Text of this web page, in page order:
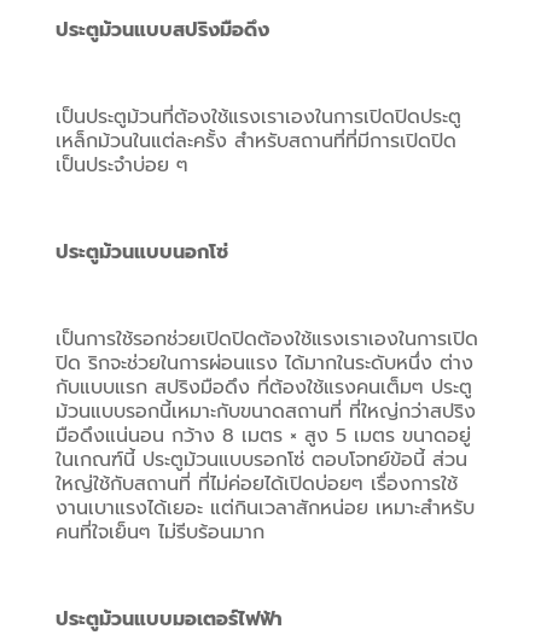
ประตูม้วนแบบสปริงมือดึง
เป็นประตูม้วนที่ต้องใช้แรงเราเองในการเปิดปิดประตู
เหล็กม้วนในแต่ละครั้ง สำหรับสถานที่ที่มีการเปิดปิด
เป็นประจำบ่อย ๆ
ประตูม้วนแบบนอกโซ่
เป็นการใช้รอกช่วยเปิดปิดต้องใช้แรงเราเองในการเปิด
ปิด ริกจะช่วยในการผ่อนแรง ได้มากในระดับหนึ่ง ต่าง
กับแบบแรก สปริงมือดึง ที่ต้องใช้แรงคนเต็มๆ ประตู
ม้วนแบบรอกนี้เหมาะกับขนาดสถานที่ ที่ใหญ่กว่าสปริง
มือดึงแน่นอน กว้าง 8 เมตร × สูง 5 เมตร ขนาดอยู่
ในเกณฑ์นี้ ประตูม้วนแบบรอกโซ่ ตอบโจทย์ข้อนี้ ส่วน
ใหญ่ใช้กับสถานที่ ที่ไม่ค่อยได้เปิดบ่อยๆ เรื่องการใช้
งานเบาแรงได้เยอะ แต่กินเวลาสักหน่อย เหมาะสำหรับ
คนที่ใจเย็นๆ ไม่รีบร้อนมาก
ประตูม้วนแบบมอเตอร์ไฟฟ้า